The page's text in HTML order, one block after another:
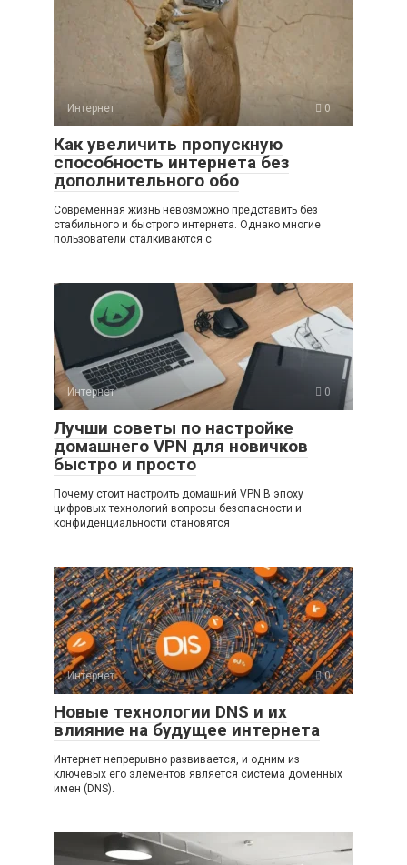
Интернет 0
Как увеличить пропускную
способность интернета без
дополнительного обо
Современная жизнь невозможно представить без
стабильного и быстрого интернета. Однако многие
пользователи сталкиваются с
Интернет 0
Лучши советы по настройке
домашнего VPN для новичков
быстро и просто
Почему стоит настроить домашний VPN В эпоху
цифровых технологий вопросы безопасности и
конфиденциальности становятся
Интернет 0
Новые технологии DNS и их
влияние на будущее интернета
Интернет непрерывно развивается, и одним из
ключевых его элементов является система доменных
имен (DNS).